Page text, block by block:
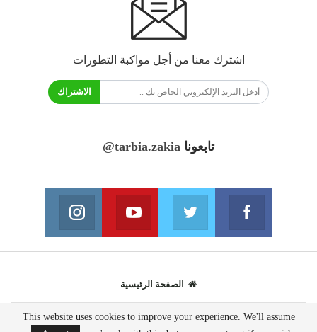
اشترك معنا من أجل مواكبة التطورات
الاشتراك
تابعونا @tarbia.zakia
فايسبوك
انضم الينا انضم الينا
يوتيوب
انضم الينا
الصفحة الرئيسية
© 2020 - جميع الحقوق محفوظة.
This website uses cookies to improve your experience. We'll assume